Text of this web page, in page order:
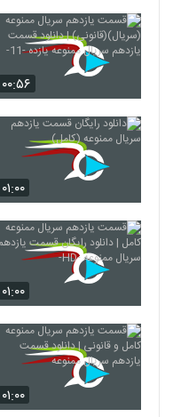
۰۰:۵۶
۰۱:۰۰
۰۱:۰۰
۰۱:۰۰